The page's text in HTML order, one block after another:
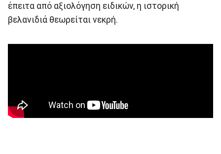
έπειτα από αξιολόγηση ειδικών, η ιστορική
βελανιδιά θεωρείται νεκρή.